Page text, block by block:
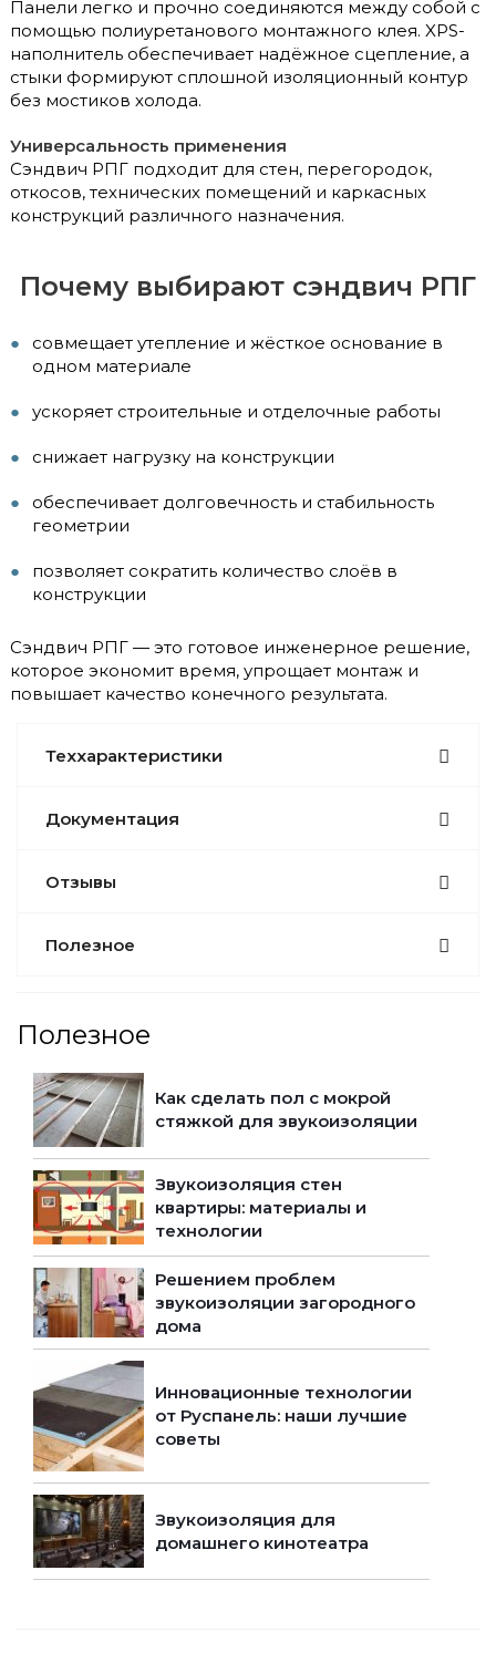
Панели легко и прочно соединяются между собой с
помощью полиуретанового монтажного клея. XPS-
наполнитель обеспечивает надёжное сцепление, а
стыки формируют сплошной изоляционный контур
без мостиков холода.
Универсальность применения
Сэндвич РПГ подходит для стен, перегородок,
откосов, технических помещений и каркасных
конструкций различного назначения.
Почему выбирают сэндвич РПГ
совмещает утепление и жёсткое основание в
одном материале
ускоряет строительные и отделочные работы
снижает нагрузку на конструкции
обеспечивает долговечность и стабильность
геометрии
позволяет сократить количество слоёв в
конструкции
Сэндвич РПГ — это готовое инженерное решение,
которое экономит время, упрощает монтаж и
повышает качество конечного результата.
Теххарактеристики
Документация
Отзывы
Полезное
Полезное
Как сделать пол с мокрой
стяжкой для звукоизоляции
Звукоизоляция стен
квартиры: материалы и
технологии
Решением проблем
звукоизоляции загородного
дома
Инновационные технологии
от Руспанель: наши лучшие
советы
Звукоизоляция для
домашнего кинотеатра